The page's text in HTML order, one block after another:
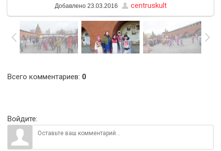
Добавлено23.03.2016 centruskult
Всего комментариев: 0
Войдите: